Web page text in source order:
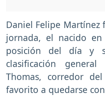
Daniel Felipe Martínez
jornada, el nacido en
posición del día y
clasificación
Thomas, corredor
favorito a quedarse